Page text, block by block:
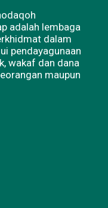
adalah lembaga
dalam
pendayagunaan
wakaf dan dana
maupun